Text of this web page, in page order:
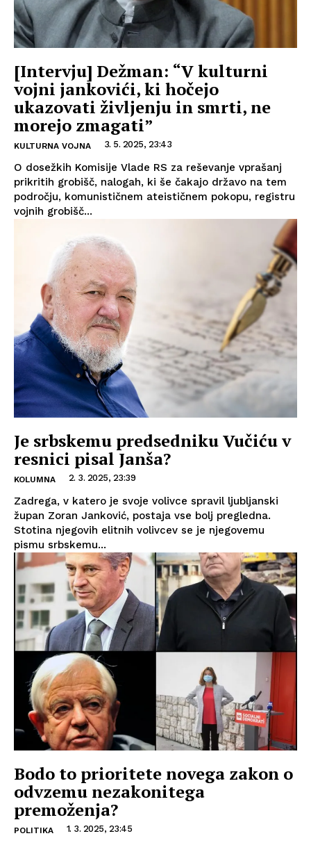
[Intervju] Dežman: “V kulturni
vojni jankovići, ki hočejo
ukazovati življenju in smrti, ne
morejo zmagati”
KULTURNA VOJNA 3. 5. 2025, 23:43
O dosežkih Komisije Vlade RS za reševanje vprašanj
prikritih grobišč, nalogah, ki še čakajo državo na tem
področju, komunističnem ateističnem pokopu, registru
vojnih grobišč...
Je srbskemu predsedniku Vučiću v
resnici pisal Janša?
KOLUMNA 2. 3. 2025, 23:39
Zadrega, v katero je svoje volivce spravil ljubljanski
župan Zoran Janković, postaja vse bolj pregledna.
Stotina njegovih elitnih volivcev se je njegovemu
pismu srbskemu...
Bodo to prioritete novega zakon o
odvzemu nezakonitega
premoženja?
POLITIKA 1. 3. 2025, 23:45